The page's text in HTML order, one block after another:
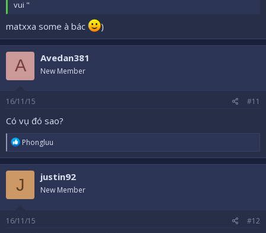
vui "
matxxa some à bác )
A Avedan381
New Member
16/11/15 #11
Có vụ đó sao?
R
e
a
c
t
i
o
s
:
Phongluu
J justin92
New Member
16/11/15 #12